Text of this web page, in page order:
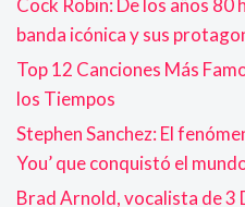
Cock Robin: De los años 80
banda icónica y sus
Top 12 Canciones Más
los Tiempos
Stephen Sanchez: El
You’ que conquistó el
Brad Arnold, vocalista de 3